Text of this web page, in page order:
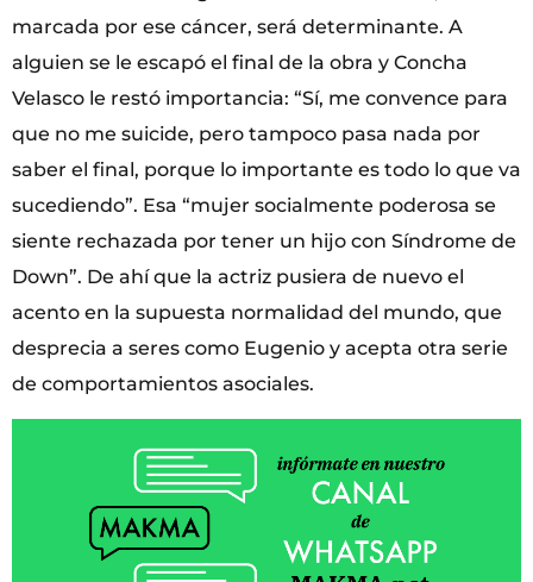
marcada por ese cáncer, será determinante. A
alguien se le escapó el final de la obra y Concha
Velasco le restó importancia: “Sí, me convence para
que no me suicide, pero tampoco pasa nada por
saber el final, porque lo importante es todo lo que va
sucediendo”. Esa “mujer socialmente poderosa se
siente rechazada por tener un hijo con Síndrome de
Down”. De ahí que la actriz pusiera de nuevo el
acento en la supuesta normalidad del mundo, que
desprecia a seres como Eugenio y acepta otra serie
de comportamientos asociales.